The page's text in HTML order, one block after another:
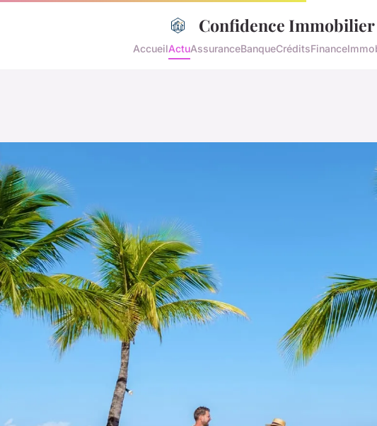
Confidence Immobilier
AccueilActuAssuranceBanqueCréditsFinance